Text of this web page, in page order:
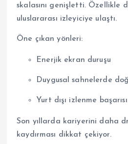
skalasını genişletti. Özellikle
uluslararası izleyiciye ulaştı.
Öne çıkan yönleri:
Enerjik ekran duruşu
Duygusal sahnelerde
Yurt dışı izlenme başarısı
Son yıllarda kariyerini daha
kaydırması dikkat çekiyor.